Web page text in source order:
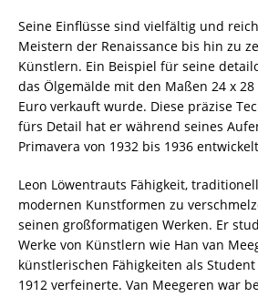
Seine Einflüsse sind vielfältig und
Meistern der Renaissance bis hin zu
Künstlern. Ein Beispiel für seine
das Ölgemälde mit den Maßen 24 x 28
Euro verkauft wurde. Diese präzise
fürs Detail hat er während seines
Primavera von 1932 bis 1936
Leon Löwentrauts Fähigkeit,
modernen Kunstformen zu
seinen großformatigen Werken. Er
Werke von Künstlern wie Han van
künstlerischen Fähigkeiten als
1912 verfeinerte. Van Meegeren war